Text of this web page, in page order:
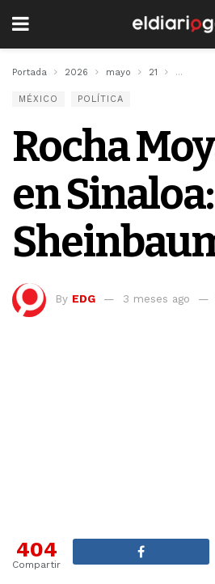
Portada 2026 mayo 21 Rocha
MÉXICO POLÍTICA
Rocha
en Sinaloa:
By EDG 3 meses ago
404
Compartir